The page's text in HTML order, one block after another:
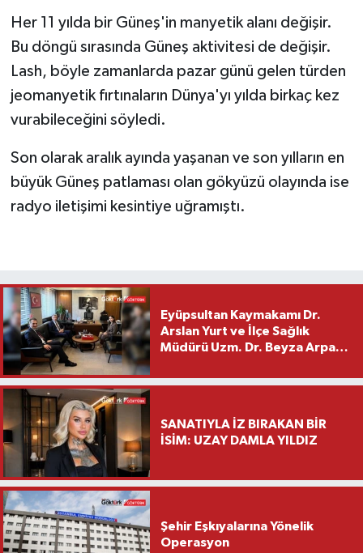
Her 11 yılda bir Güneş'in manyetik alanı değişir.
Bu döngü sırasında Güneş aktivitesi de değişir.
Lash, böyle zamanlarda pazar günü gelen türden
jeomanyetik fırtınaların Dünya'yı yılda birkaç kez
vurabileceğini söyledi.
Son olarak aralık ayında yaşanan ve son yılların en
büyük Güneş patlaması olan gökyüzü olayında ise
radyo iletişimi kesintiye uğramıştı.
Eyüpsultan Kaymakamı Dr.
Arslan Yurt ve İlçe Sağlık
Müdürü Uzm. Dr. Beyza Arpacı
Ziyareti
SANATIYLA İZ BIRAKAN BİR
İSİM: UZAY DAMLA YILDIZ
Şehir Eşkıyalarına Yönelik
Operasyon